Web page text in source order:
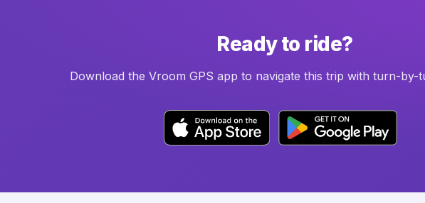
Ready to ride?
Download the Vroom GPS app to navigate this trip with turn-by-